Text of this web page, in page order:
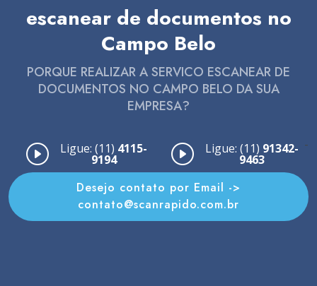
escanear de documentos no
Campo Belo
PORQUE REALIZAR A SERVICO ESCANEAR DE
DOCUMENTOS NO CAMPO BELO DA SUA
EMPRESA?
Ligue: (11) 4115-
9194
Ligue: (11) 91342-
9463
-
Desejo contato por Email ->
contato@scanrapido.com.br